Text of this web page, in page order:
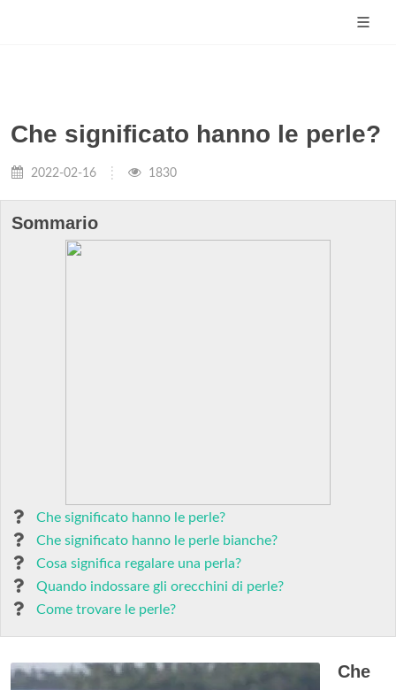
Che significato hanno le perle?
2022-02-16 1830
Sommario
Che significato hanno le perle?
Che significato hanno le perle bianche?
Cosa significa regalare una perla?
Quando indossare gli orecchini di perle?
Come trovare le perle?
Che